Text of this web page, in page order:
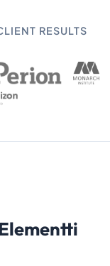
RESULTS